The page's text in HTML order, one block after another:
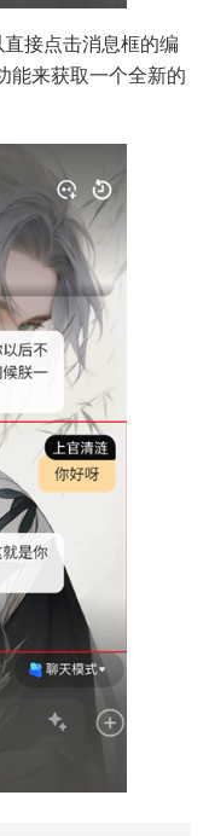
接点击消息框的编
能来获取一个全新的